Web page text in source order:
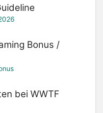
Bonus /
bei WWTF